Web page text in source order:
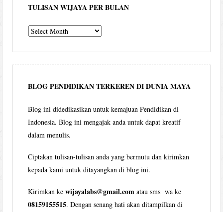
TULISAN WIJAYA PER BULAN
Tulisan
per
bulan
BLOG PENDIDIKAN TERKEREN DI DUNIA MAYA
Blog ini didedikasikan untuk kemajuan Pendidikan di
Indonesia. Blog ini mengajak anda untuk dapat kreatif
dalam menulis.
Ciptakan tulisan-tulisan anda yang bermutu dan kirimkan
kepada kami untuk ditayangkan di blog ini.
Kirimkan kewijayalabs@gmail.com atau sms wa ke
08159155515. Dengan senang hati akan ditampilkan di